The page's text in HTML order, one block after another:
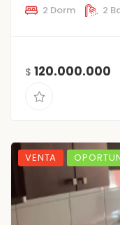
2 Dorm 2
$ 120.000.000
VENTA